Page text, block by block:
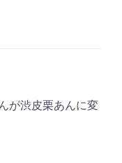
が渋皮栗あんに変